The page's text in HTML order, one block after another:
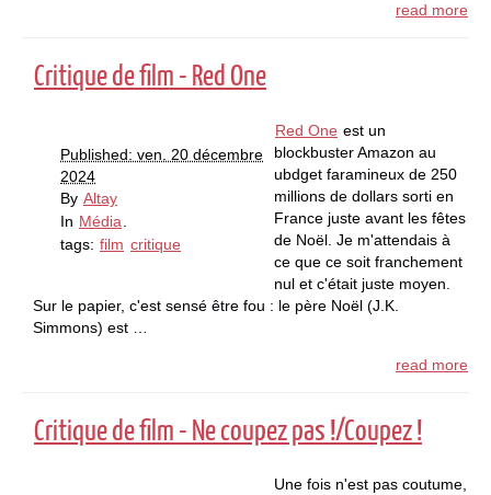
read more
Critique de film - Red One
Published: ven. 20 décembre
2024
By Altay
In Média
tags: film critique
Red One est un
blockbuster Amazon au
ubdget faramineux de 250
millions de dollars sorti en
France juste avant les fêtes
de Noël. Je m'attendais à
ce que ce soit franchement
nul et c'était juste moyen.
Sur le papier, c'est sensé être fou : le père Noël (J.K.
Simmons) est …
read more
Critique de film - Ne coupez pas !/Coupez !
Une fois n'est pas coutume,